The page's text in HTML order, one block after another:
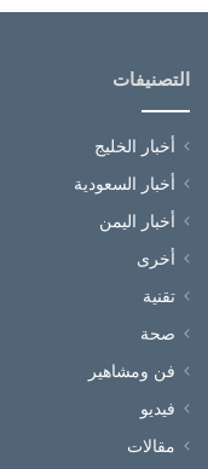
التصنيفات
أخبار الخليج
أخبار السعودية
أخبار اليمن
أخرى
تقنية
صحة
فن ومشاهير
فيديو
مقالات